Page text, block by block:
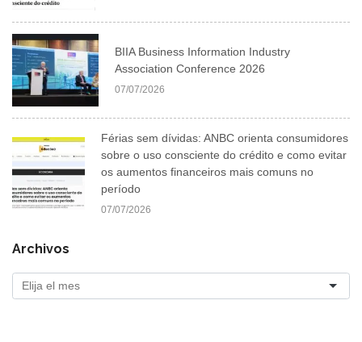
BIIA Business Information Industry
Association Conference 2026
07/07/2026
Férias sem dívidas: ANBC orienta consumidores
sobre o uso consciente do crédito e como evitar
os aumentos financeiros mais comuns no
período
07/07/2026
Archivos